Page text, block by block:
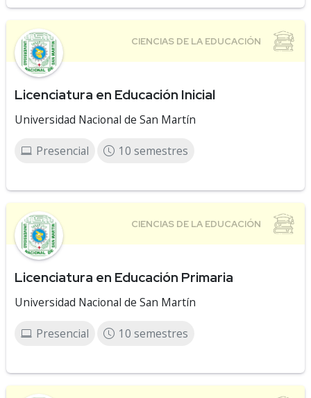
Licenciatura en Educación Inicial
Universidad Nacional de San Martín
Presencial 10 semestres
Licenciatura en Educación Primaria
Universidad Nacional de San Martín
Presencial 10 semestres